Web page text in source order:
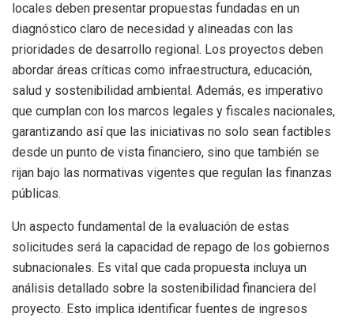
locales deben presentar propuestas fundadas en un
diagnóstico claro de necesidad y alineadas con las
prioridades de desarrollo regional. Los proyectos deben
abordar áreas críticas como infraestructura, educación,
salud y sostenibilidad ambiental. Además, es imperativo
que cumplan con los marcos legales y fiscales nacionales,
garantizando así que las iniciativas no solo sean factibles
desde un punto de vista financiero, sino que también se
rijan bajo las normativas vigentes que regulan las finanzas
públicas.
Un aspecto fundamental de la evaluación de estas
solicitudes será la capacidad de repago de los gobiernos
subnacionales. Es vital que cada propuesta incluya un
análisis detallado sobre la sostenibilidad financiera del
proyecto. Esto implica identificar fuentes de ingresos